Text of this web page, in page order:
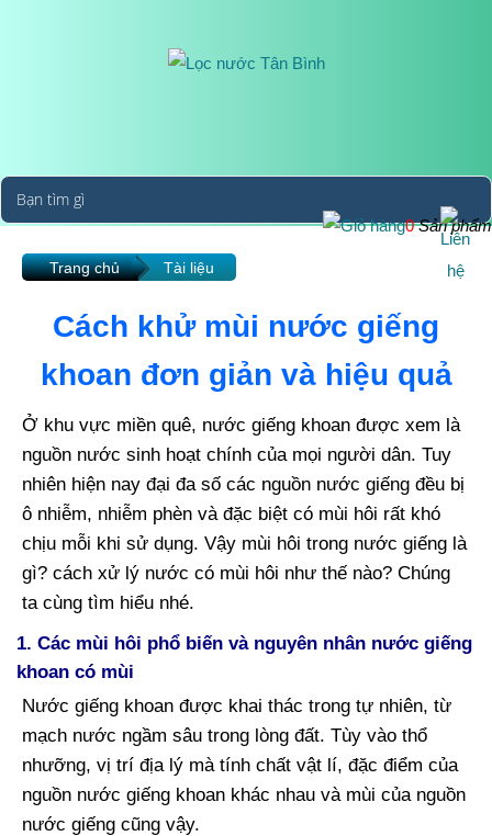
0Sản phẩm
Trang chủ Tài liệu
Cách khử mùi nước giếng
khoan đơn giản và hiệu quả
Ở khu vực miền quê, nước giếng khoan được xem là
nguồn nước sinh hoạt chính của mọi người dân. Tuy
nhiên hiện nay đại đa số các nguồn nước giếng đều bị
ô nhiễm, nhiễm phèn và đặc biệt có mùi hôi rất khó
chịu mỗi khi sử dụng. Vậy mùi hôi trong nước giếng là
gì? cách xử lý nước có mùi hôi như thế nào? Chúng
ta cùng tìm hiểu nhé.
1. Các mùi hôi phổ biến và nguyên nhân nước giếng
khoan có mùi
Nước giếng khoan được khai thác trong tự nhiên, từ
mạch nước ngầm sâu trong lòng đất. Tùy vào thổ
nhưỡng, vị trí địa lý mà tính chất vật lí, đặc điểm của
nguồn nước giếng khoan khác nhau và mùi của nguồn
nước giếng cũng vậy.